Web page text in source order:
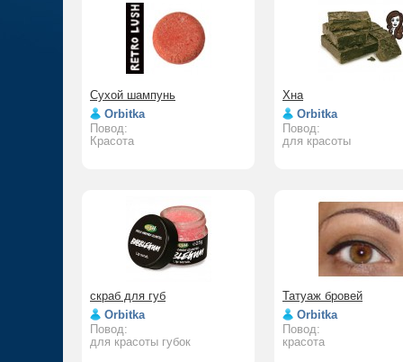
Сухой шампунь
Orbitka
Повод:
Красота
Хна
Orbitka
Повод:
для красоты
скраб для губ
Orbitka
Повод:
для красоты губок
Татуаж бровей
Orbitka
Повод:
красота